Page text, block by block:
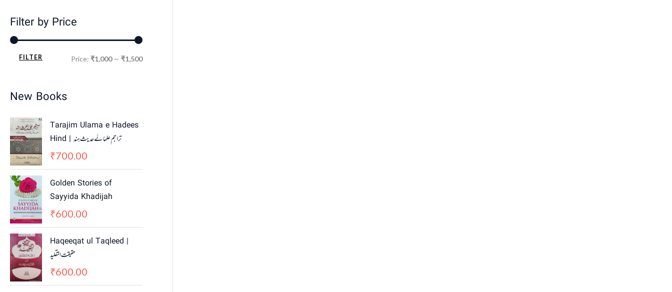
Filter by Price
FILTER Price: ₹1,000— ₹1,500
New Books
Tarajim Ulama e Hadees
Hind | تراجم علمائے حديث ہند
₹700.00
Golden Stories of
Sayyida Khadijah
₹600.00
Haqeeqat ul Taqleed |
حقیقت التقلید
₹600.00